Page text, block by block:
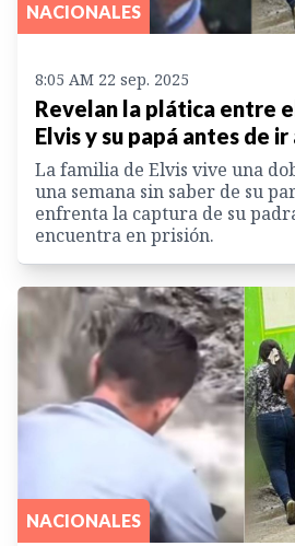
NACIONALES
8:05 AM 22 sep. 2025
Revelan la plática entre
Elvis y su papá antes de
La familia de Elvis vive una
una semana sin saber de su
enfrenta la captura de su
encuentra en prisión.
NACIONALES